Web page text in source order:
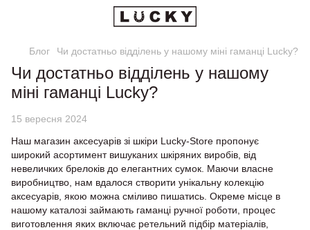
Блог Чи достатньо відділень у нашому міні гаманці Lucky?
Чи достатньо відділень у нашому
міні гаманці Lucky?
15 вересня 2024
Наш магазин аксесуарів зі шкіри Lucky-Store пропонує
широкий асортимент вишуканих шкіряних виробів, від
невеличких брелоків до елегантних сумок. Маючи власне
виробництво, нам вдалося створити унікальну колекцію
аксесуарів, якою можна сміливо пишатись. Окреме місце в
нашому каталозі займають гаманці ручної роботи, процес
виготовлення яких включає ретельний підбір матеріалів,